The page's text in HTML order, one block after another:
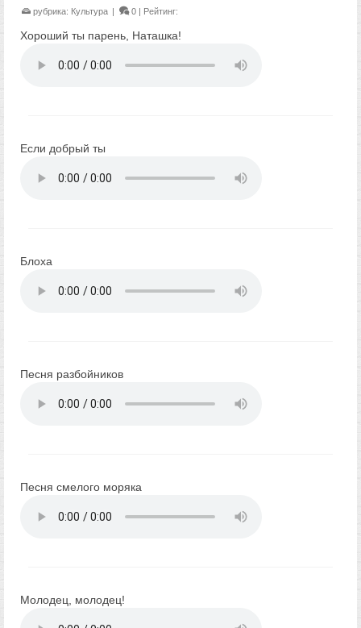
рубрика: Культура | 0 | Рейтинг:
Хороший ты парень, Наташка!
Если добрый ты
Блоха
Песня разбойников
Песня смелого моряка
Молодец, молодец!